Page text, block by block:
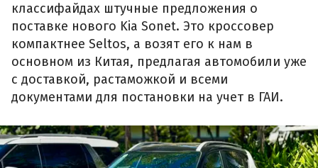
классифайдах штучные предложения о
поставке нового Kia Sonet. Это кроссовер
компактнее Seltos, а возят его к нам в
основном из Китая, предлагая автомобили уже
с доставкой, растаможкой и всеми
документами для постановки на учет в ГАИ.